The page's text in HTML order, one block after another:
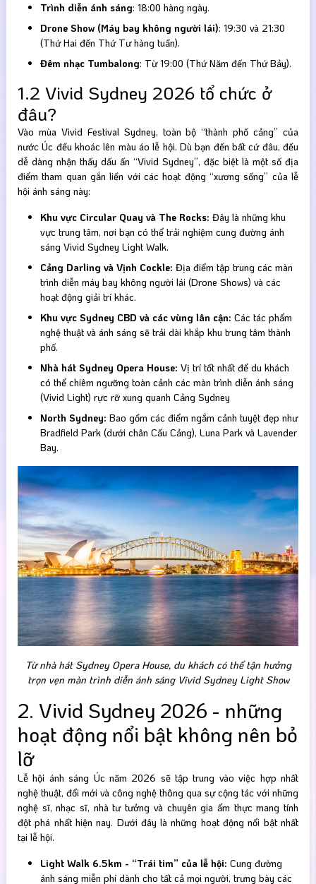
Trình diễn ánh sáng: 18:00 hàng ngày.
Drone Show (Máy bay không người lái): 19:30 và 21:30
(Thứ Hai đến Thứ Tư hàng tuần).
Đêm nhạc Tumbalong: Từ 19:00 (Thứ Năm đến Thứ Bảy).
1.2 Vivid Sydney 2026 tổ chức ở
đâu?
Vào mùa Vivid Festival Sydney, toàn bộ “thành phố cảng” của
nước Úc đều khoác lên màu áo lễ hội. Dù bạn đến bất cứ đâu, đều
dễ dàng nhận thấy dấu ấn “Vivid Sydney”, đặc biệt là một số địa
điểm tham quan gắn liền với các hoạt động “xương sống” của lễ
hội ánh sáng này:
Khu vực Circular Quay và The Rocks: Đây là những khu
vực trung tâm, nơi bạn có thể trải nghiệm cung đường ánh
sáng Vivid Sydney Light Walk.
Cảng Darling và Vịnh Cockle: Địa điểm tập trung các màn
trình diễn máy bay không người lái (Drone Shows) và các
hoạt động giải trí khác.
Khu vực Sydney CBD và các vùng lân cận: Các tác phẩm
nghệ thuật và ánh sáng sẽ trải dài khắp khu trung tâm thành
phố.
Nhà hát Sydney Opera House: Vị trí tốt nhất để du khách
có thể chiêm ngưỡng toàn cảnh các màn trình diễn ánh sáng
(Vivid Light) rực rỡ xung quanh Cảng Sydney
North Sydney: Bao gồm các điểm ngắm cảnh tuyệt đẹp như
Bradfield Park (dưới chân Cầu Cảng), Luna Park và Lavender
Bay.
Từ nhà hát Sydney Opera House, du khách có thể tận hưởng
trọn vẹn màn trình diễn ánh sáng Vivid Sydney Light Show
2. Vivid Sydney 2026 - những
hoạt động nổi bật không nên bỏ
lỡ
Lễ hội ánh sáng Úc năm 2026 sẽ tập trung vào việc hợp nhất
nghệ thuật, đổi mới và công nghệ thông qua sự cộng tác với những
nghệ sĩ, nhạc sĩ, nhà tư tưởng và chuyên gia ẩm thực mang tính
đột phá nhất hiện nay. Dưới đây là những hoạt động nổi bật nhất
tại lễ hội.
Light Walk 6.5km - “Trái tim” của lễ hội: Cung đường
ánh sáng miễn phí dành cho tất cả mọi người, trưng bày các